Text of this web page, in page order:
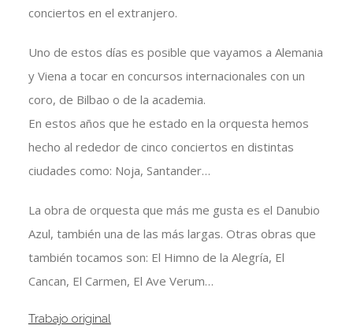
conciertos en el extranjero.
Uno de estos días es posible que vayamos a Alemania
y Viena a tocar en concursos internacionales con un
coro, de Bilbao o de la academia.
En estos años que he estado en la orquesta hemos
hecho al rededor de cinco conciertos en distintas
ciudades como: Noja, Santander…
La obra de orquesta que más me gusta es el Danubio
Azul, también una de las más largas. Otras obras que
también tocamos son: El Himno de la Alegría, El
Cancan, El Carmen, El Ave Verum…
Trabajo original